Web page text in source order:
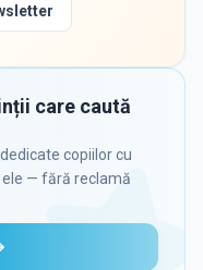
care caută
copiilor cu
— fără reclamă